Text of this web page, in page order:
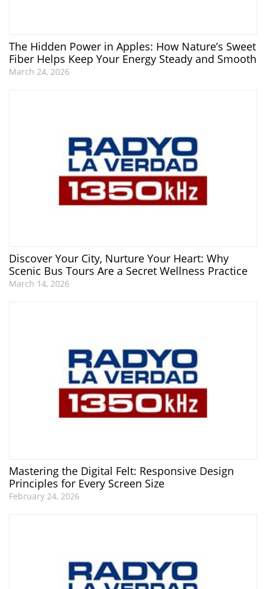
The Hidden Power in Apples: How Nature’s Sweet
Fiber Helps Keep Your Energy Steady and Smooth
March 24, 2026
Discover Your City, Nurture Your Heart: Why
Scenic Bus Tours Are a Secret Wellness Practice
March 14, 2026
Mastering the Digital Felt: Responsive Design
Principles for Every Screen Size
February 24, 2026